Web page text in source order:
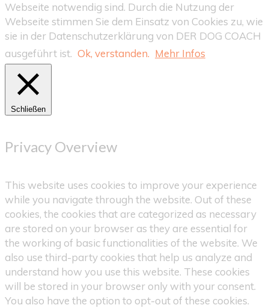
Webseite notwendig sind. Durch die Nutzung der
Webseite stimmen Sie dem Einsatz von Cookies zu, wie
sie in der Datenschutzerklärung von DER DOG COACH
ausgeführt ist. Ok, verstanden. Mehr Infos
Schließen
Privacy Overview
This website uses cookies to improve your experience
while you navigate through the website. Out of these
cookies, the cookies that are categorized as necessary
are stored on your browser as they are essential for
the working of basic functionalities of the website. We
also use third-party cookies that help us analyze and
understand how you use this website. These cookies
will be stored in your browser only with your consent.
You also have the option to opt-out of these cookies.